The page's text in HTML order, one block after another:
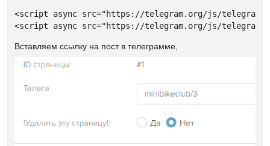
<script async src="https://telegram.org/js/telegram-
<script async src="https://telegram.org/js/telegram-
Вставляем ссылку на пост в телеграмме,